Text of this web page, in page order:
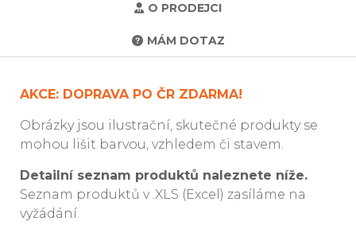
O PRODEJCI
MÁM DOTAZ
AKCE: DOPRAVA PO ČR ZDARMA!
Obrázky jsou ilustrační, skutečné produkty se
mohou lišit barvou, vzhledem či stavem.
Detailní seznam produktů naleznete níže.
Seznam produktů v .XLS (Excel) zasíláme na
vyžádání.